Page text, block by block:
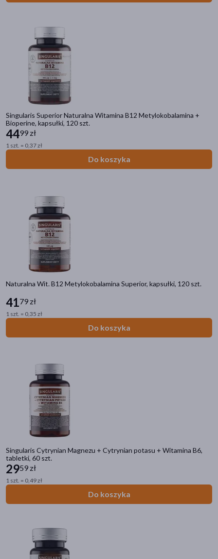
Singularis Superior Naturalna Witamina B12 Metylokobalamina +
Bioperine, kapsułki, 120 szt.
4499 zł
1 szt. = 0,37 zł
Do koszyka
Naturalna Wit. B12 Metylokobalamina Superior, kapsułki, 120 szt.
4179 zł
1 szt. = 0,35 zł
Do koszyka
Singularis Cytrynian Magnezu + Cytrynian potasu + Witamina B6,
tabletki, 60 szt.
2959 zł
1 szt. = 0,49 zł
Do koszyka
Kategorie produktów
Zdrowie
Witaminy i minerały
Ból
Układ trawienny
Układ moczowo-płciowy
Alergia
Diabetyk
Układ krążenia i serce
Rany, oparzenia, blizny
Oczy i wzrok
Seks i antykoncepcja
Filtry
Dostawa
Wysyłka
Odbiór w aptece
Cena
2KC (4)
3H(5)